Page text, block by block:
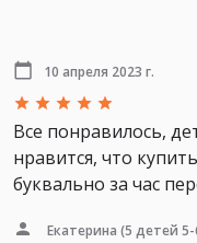
10 апреля 2023 г.
Все понравилось,
нравится, что
буквально за час
Екатерина (5 детей 5-